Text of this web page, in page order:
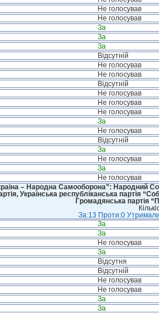
Не голосував
Не голосував
За
За
За
Відсутній
Не голосував
Не голосував
Відсутній
Не голосував
Не голосував
Не голосував
За
Не голосував
Відсутній
За
Не голосував
За
Не голосував
– Народна Самооборона”: Народний
Українська республіканська партія
Громадянська партія
За:13 Проти:0
За
За
Не голосував
За
Відсутня
Відсутній
Не голосував
Не голосував
За
За